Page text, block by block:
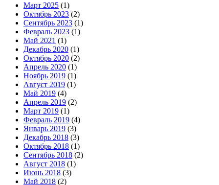
Март 2025 (1)
Октябрь 2023 (2)
Сентябрь 2023 (1)
Февраль 2023 (1)
Май 2021 (1)
Декабрь 2020 (1)
Октябрь 2020 (2)
Апрель 2020 (1)
Ноябрь 2019 (1)
Август 2019 (1)
Май 2019 (4)
Апрель 2019 (2)
Март 2019 (1)
Февраль 2019 (4)
Январь 2019 (3)
Декабрь 2018 (3)
Октябрь 2018 (1)
Сентябрь 2018 (2)
Август 2018 (1)
Июнь 2018 (3)
Май 2018 (2)